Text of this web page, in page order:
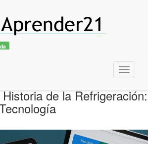
Menu
de la Refrigeración: